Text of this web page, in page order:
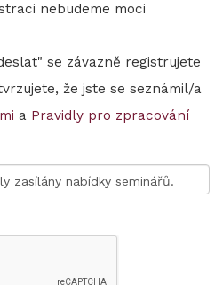
nebudeme moci
se závazně registrujete
že jste se seznámil/a
a Pravidly pro zpracování
zasílány nabídky seminářů.